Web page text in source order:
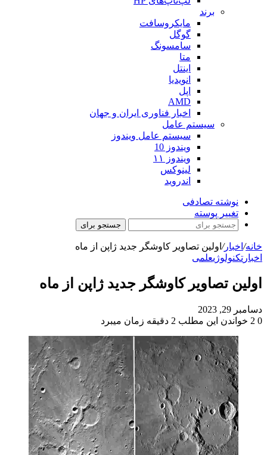
برند
مایکروسافت
گوگل
سامسونگ
متا
اینتل
انویدیا
اپل
AMD
اخبار فناوری ایران و جهان
سیستم عامل
سیستم عامل ویندوز
ویندوز 10
ویندوز ۱۱
لینوکس
اندروید
نوشته تصادفی
تغییر پوسته
جستجو برای
خانه/ اخبار/ اولین تصاویر کاوشگر جدید ژاپن از ماه
اخبار تکنولوژیعلمی
اولین تصاویر کاوشگر جدید ژاپن از ماه
دسامبر 29, 2023
0
خواندن این مطلب 2 دقیقه زمان میبرد